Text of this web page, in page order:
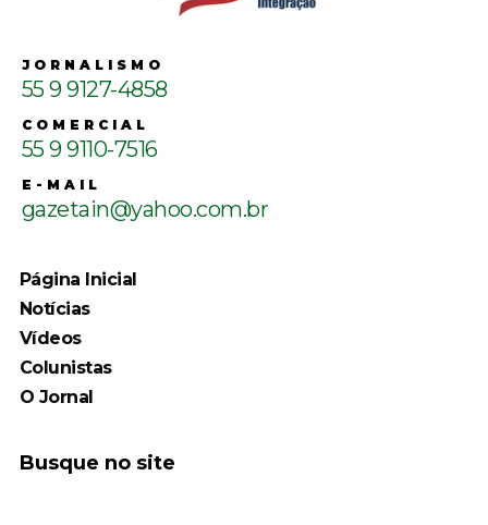
JORNALISMO
55 9 9127-4858
COMERCIAL
55 9 9110-7516
E-MAIL
gazetain@yahoo.com.br
Página Inicial
Notícias
Vídeos
Colunistas
O Jornal
Busque no site